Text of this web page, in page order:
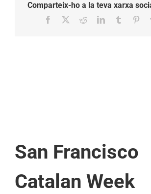
Comparteix-ho a la teva xarxa
Facebook RedditLinkedInTumblr
San Francisco
Catalan Week